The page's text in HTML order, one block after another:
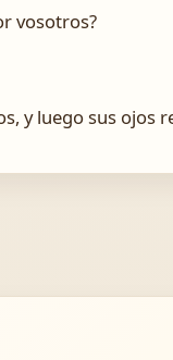
vosotros?
y luego sus ojos